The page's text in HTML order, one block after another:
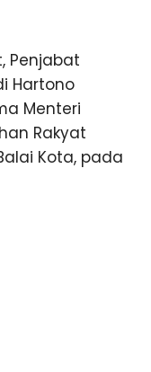
Penjabat
Hartono
Menteri
Rakyat
Kota, pada